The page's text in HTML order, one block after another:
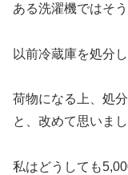
ある洗濯機ではそ
以前冷蔵庫を処分
荷物になる上、処
と、改めて思いまし
私はどうしても